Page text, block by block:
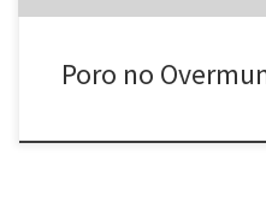
Poro no